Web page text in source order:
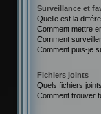
Surveillance et
Quelle est la
Comment mettre
Comment
Comment puis-je
Fichiers joints
Quels fichiers
Comment trouver